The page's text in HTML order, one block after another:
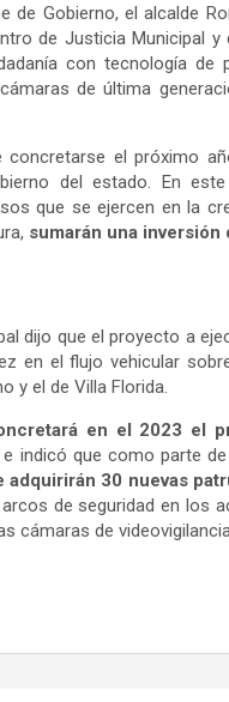
de Gobierno, el alcalde
de Justicia Municipal
con tecnología
de última
el próximo
del estado. En
que se ejercen en la
sumarán una
dijo que el proyecto a
en el flujo vehicular
y el de Villa Florida.
en el 2023 el
e indicó que como parte
adquirirán 30 nuevas
de seguridad en los
cámaras de